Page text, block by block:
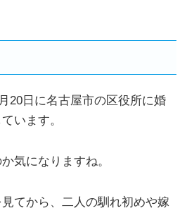
20日に名古屋市の区役所に婚
います。
気になりますね。
てから、二人の馴れ初めや嫁